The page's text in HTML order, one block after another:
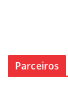
Parceiros